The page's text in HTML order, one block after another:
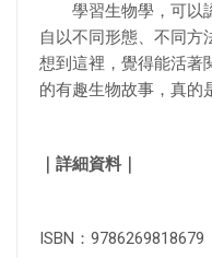
學習生物學，可以認
自以不同形態、不同方
想到這裡，覺得能活著
的有趣生物故事，真的
｜詳細資料｜
ISBN：9786269818679